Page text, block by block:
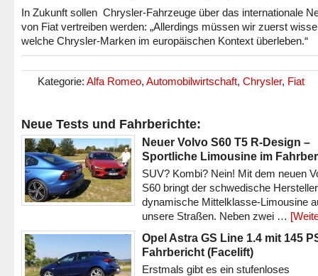
In Zukunft sollen Chrysler-Fahrzeuge über das internationale
von Fiat vertreiben werden: „Allerdings müssen wir zuerst
welche Chrysler-Marken im europäischen Kontext überleben.“
Kategorie: Alfa Romeo, Automobilwirtschaft, Chrysler, Fiat
Neue Tests und Fahrberichte:
Neuer Volvo S60 T5 R-Design –
Sportliche Limousine im
SUV? Kombi? Nein! Mit dem neuen
S60 bringt der schwedische
dynamische Mittelklasse-Limousine
unsere Straßen. Neben zwei …
Opel Astra GS Line 1.4 mit 145
Fahrbericht (Facelift)
Erstmals gibt es ein stufenloses